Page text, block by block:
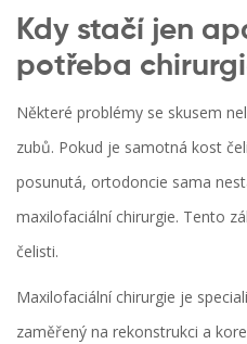
Kdy stačí jen
potřeba
Některé problémy se skusem
zubů. Pokud je samotná kost
posunutá, ortodoncie sama
maxilofaciální chirurgie. Tento
čelisti.
Maxilofaciální chirurgie je
zaměřený na rekonstrukci a